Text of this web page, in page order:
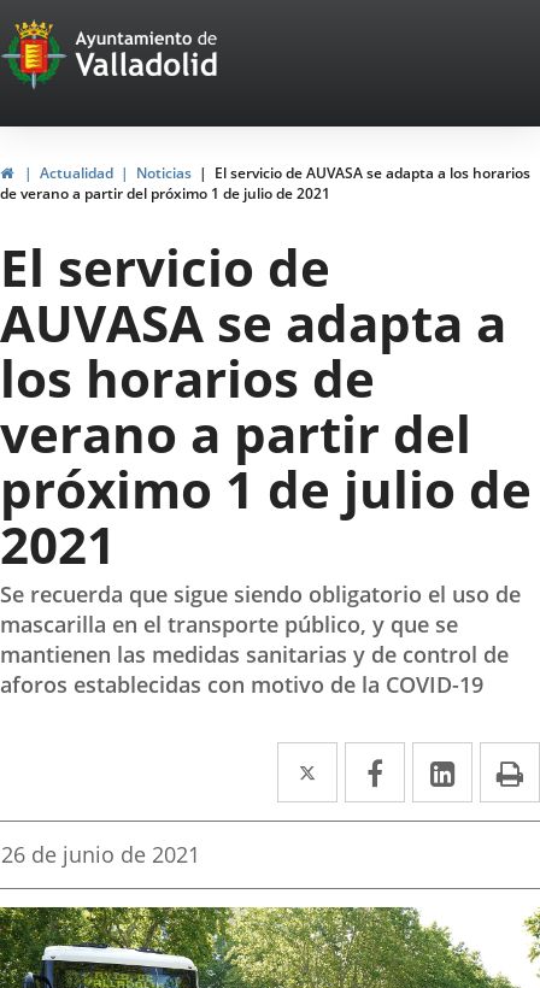
Portal
Web
del
Ayuntamiento
de
Valladolid
HomeActualidad Noticias
El servicio de AUVASA se adapta a los horarios
de verano a partir del próximo 1 de julio de 2021
El servicio de
AUVASA se adapta a
los horarios de
verano a partir del
próximo 1 de julio de
2021
Se recuerda que sigue siendo obligatorio el uso de
mascarilla en el transporte público, y que se
mantienen las medidas sanitarias y de control de
aforos establecidas con motivo de la COVID-19
Twitter
Enlace
a
aplicación
externa.
Facebook
Enlace
a
aplicación
externa.
Enlace
a
Fecha
la
noticia
26 de junio de 2021